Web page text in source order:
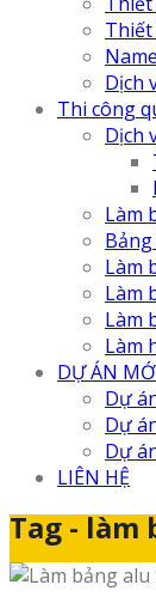
Dịch
Thi công
Dịch
Làm
Làm
Làm
Làm
Làm
DỰ ÁN
Dự
Dự
Dự
LIÊN HỆ
Tag -